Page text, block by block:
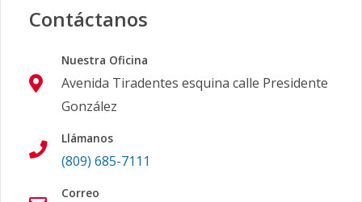
Contáctanos
Nuestra Oficina
Avenida Tiradentes esquina calle Presidente
González
Llámanos
(809) 685-7111
Correo